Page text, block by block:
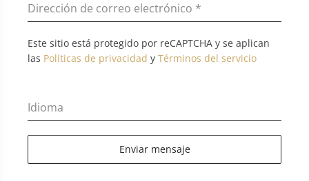
Dirección de correo electrónico *
Este sitio está protegido por reCAPTCHA y se aplican
las Políticas de privacidad y Términos del servicio
Idioma
Enviar mensaje